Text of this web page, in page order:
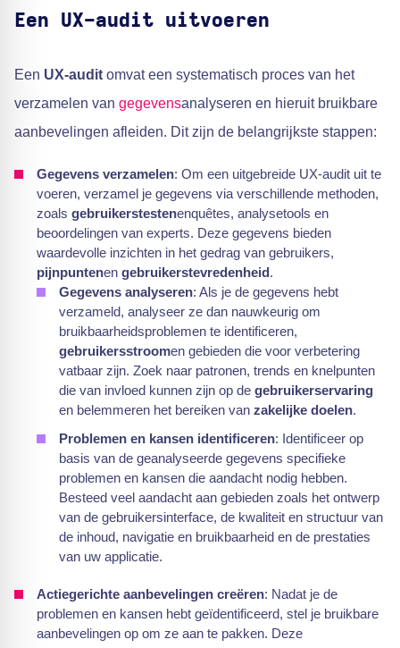
Een UX-audit uitvoeren
Een UX-audit omvat een systematisch proces van het
verzamelen van gegevensanalyseren en hieruit bruikbare
aanbevelingen afleiden. Dit zijn de belangrijkste stappen:
Gegevens verzamelen: Om een uitgebreide UX-audit uit te
voeren, verzamel je gegevens via verschillende methoden,
zoals gebruikerstestenenquêtes, analysetools en
beoordelingen van experts. Deze gegevens bieden
waardevolle inzichten in het gedrag van gebruikers,
pijnpuntenen gebruikerstevredenheid.
Gegevens analyseren: Als je de gegevens hebt
verzameld, analyseer ze dan nauwkeurig om
bruikbaarheidsproblemen te identificeren,
gebruikersstroomen gebieden die voor verbetering
vatbaar zijn. Zoek naar patronen, trends en knelpunten
die van invloed kunnen zijn op de gebruikerservaring
en belemmeren het bereiken van zakelijke doelen.
Problemen en kansen identificeren: Identificeer op
basis van de geanalyseerde gegevens specifieke
problemen en kansen die aandacht nodig hebben.
Besteed veel aandacht aan gebieden zoals het ontwerp
van de gebruikersinterface, de kwaliteit en structuur van
de inhoud, navigatie en bruikbaarheid en de prestaties
van uw applicatie.
Actiegerichte aanbevelingen creëren: Nadat je de
problemen en kansen hebt geïdentificeerd, stel je bruikbare
aanbevelingen op om ze aan te pakken. Deze